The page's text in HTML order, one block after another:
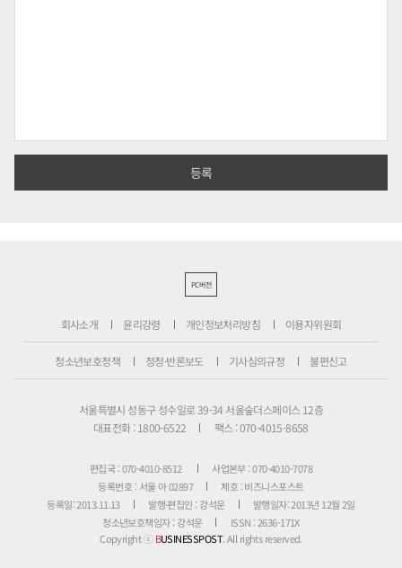
PC버전
회사소개 윤리강령 개인정보처리방침 이용자위원회
청소년보호정책 정정·반론보도 기사심의규정 불편신고
서울특별시 성동구 성수일로 39-34 서울숲더스페이스 12층
대표전화 : 1800-6522
팩스 : 070-4015-8658
편집국 : 070-4010-8512
사업본부 : 070-4010-7078
등록번호 : 서울 아 02897
제호 : 비즈니스포스트
등록일: 2013.11.13
발행·편집인 : 강석운
발행일자: 2013년 12월 2일
청소년보호책임자 : 강석운
ISSN : 2636-171X
Copyright ⓒBUSINESSPOST. All rights reserved.